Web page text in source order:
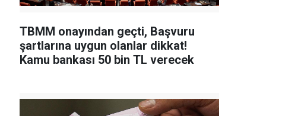
TBMM onayından geçti, Başvuru
şartlarına uygun olanlar dikkat!
Kamu bankası 50 bin TL verecek